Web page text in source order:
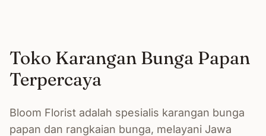
Toko Karangan Bunga Papan
Terpercaya
Bloom Florist adalah spesialis karangan bunga
papan dan rangkaian bunga, melayani Jawa